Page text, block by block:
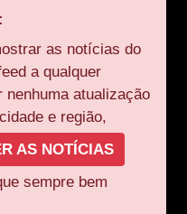
as notícias do
a qualquer
nenhuma atualização
e região,
AS NOTÍCIAS
sempre bem